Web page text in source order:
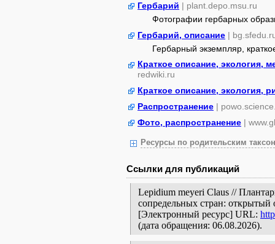
Гербарий | plant.depo.msu.ru
Фотографии гербарных
Гербарий, описание |
Гербарный экземпляр,
Краткое описание, экология,
redwiki.ru
Краткое описание, экология,
Распространение |
Фото, распространение |
Ресурсы по родительским
Ссылки для публикаций
Lepidium meyeri Claus //
сопредельных стран: открытый
[Электронный ресурс] URL:
(дата обращения: 06.08.2026).